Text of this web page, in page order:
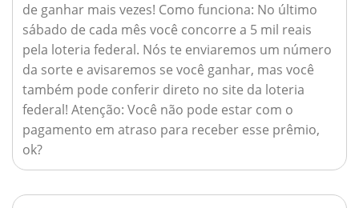
de ganhar mais vezes! Como funciona: No último
sábado de cada mês você concorre a 5 mil reais
pela loteria federal. Nós te enviaremos um número
da sorte e avisaremos se você ganhar, mas você
também pode conferir direto no site da loteria
federal! Atenção: Você não pode estar com o
pagamento em atraso para receber esse prêmio,
ok?